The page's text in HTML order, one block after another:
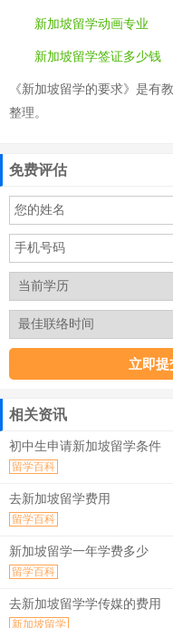
新加坡留学动画专业
新加坡留学签证多少钱
《新加坡留学的要求》是有
整理。
免费评估
相关资讯
初中生申请新加坡留学条件
留学百科
去新加坡留学费用
留学百科
新加坡留学一年学费多少
留学百科
去新加坡留学学传媒的费用
新加坡留学